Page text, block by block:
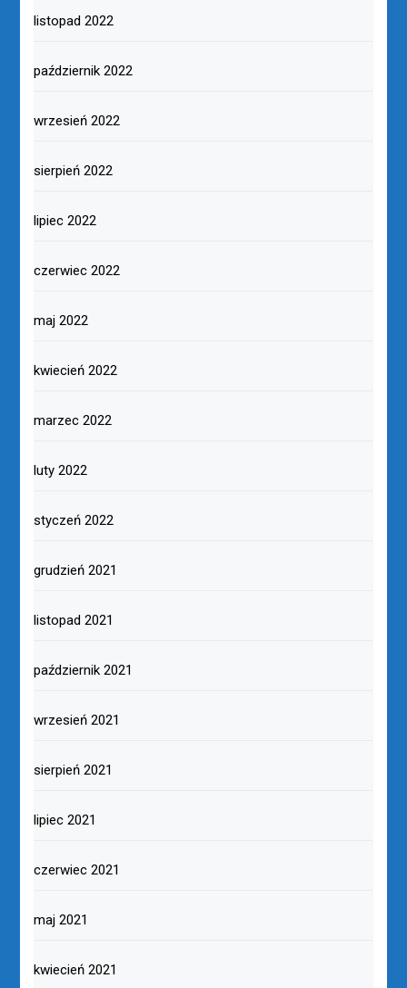
listopad 2022
październik 2022
wrzesień 2022
sierpień 2022
lipiec 2022
czerwiec 2022
maj 2022
kwiecień 2022
marzec 2022
luty 2022
styczeń 2022
grudzień 2021
listopad 2021
październik 2021
wrzesień 2021
sierpień 2021
lipiec 2021
czerwiec 2021
maj 2021
kwiecień 2021